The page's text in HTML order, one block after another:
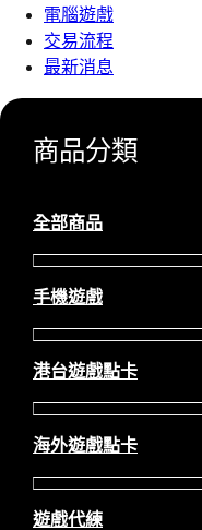
電腦遊戲
交易流程
最新消息
商品分類
全部商品
手機遊戲
港台遊戲點卡
海外遊戲點卡
遊戲代練